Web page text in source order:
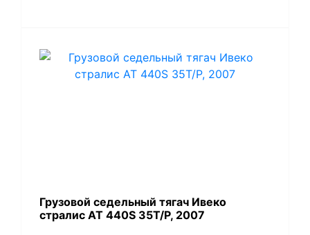
Грузовой седельный тягач Ивеко
стралис АТ 440S 35T/P, 2007